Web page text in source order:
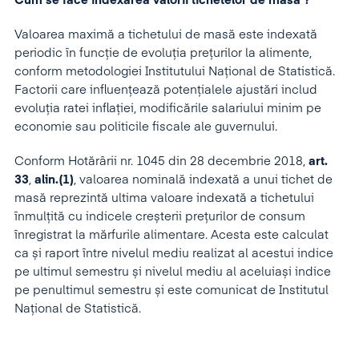
Valoarea maximă a tichetului de masă este indexată
periodic în funcție de evoluția prețurilor la alimente,
conform metodologiei Institutului Național de Statistică.
Factorii care influențează potențialele ajustări includ
evoluția ratei inflației, modificările salariului minim pe
economie sau politicile fiscale ale guvernului.
Conform Hotărârii nr. 1045 din 28 decembrie 2018, art.
33 alin.(1) , valoarea nominală indexată a unui tichet de
masă reprezintă ultima valoare indexată a tichetului
înmulțită cu indicele creșterii prețurilor de consum
înregistrat la mărfurile alimentare. Acesta este calculat
ca și raport între nivelul mediu realizat al acestui indice
pe ultimul semestru și nivelul mediu al aceluiași indice
pe penultimul semestru și este comunicat de Institutul
Național de Statistică.